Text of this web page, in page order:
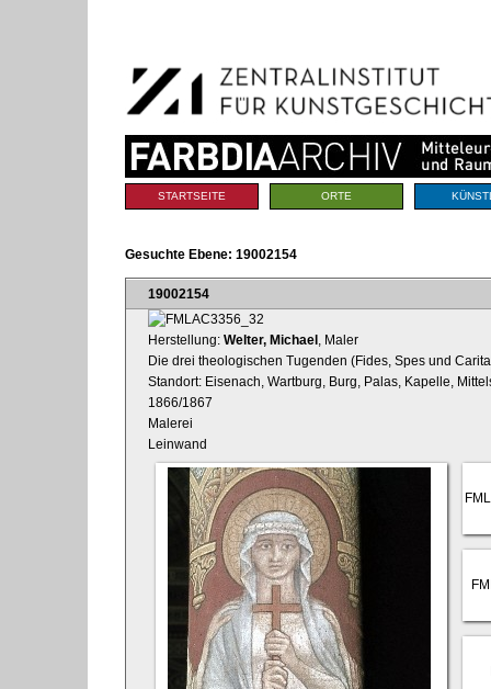
Navigation
Sektionen
STARTSEITE ORTE
Gesuchte Ebene: 19002154
19002154
Herstellung: Welter, Michael , Maler
Die drei theologischen Tugenden (Fides, Spes und
Standort: Eisenach, Wartburg, Burg, Palas, Kapelle,
1866/1867
Malerei
Leinwand